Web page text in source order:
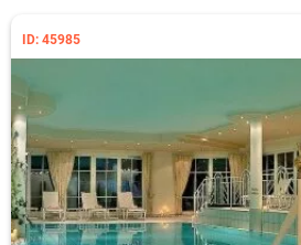
ID: 45985